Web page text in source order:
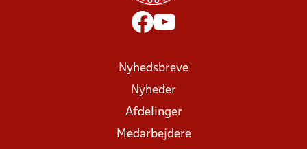
Nyhedsbreve
Nyheder
Afdelinger
Medarbejdere